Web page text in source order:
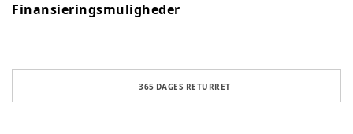
Finansieringsmuligheder
365 DAGES RETURRET